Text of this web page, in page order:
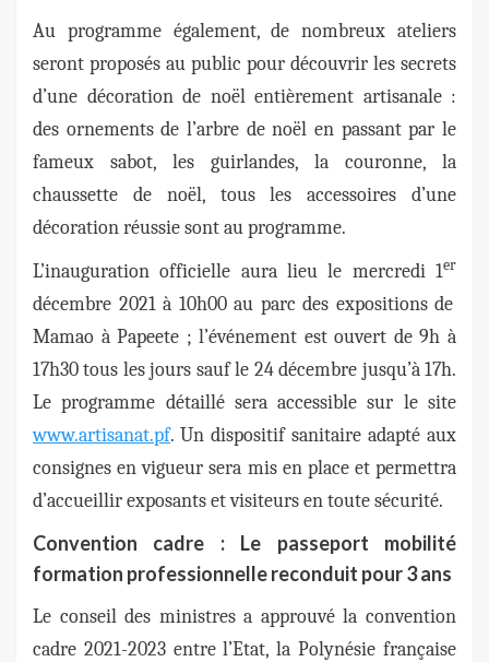
Au programme également, de nombreux ateliers
seront proposés au public pour découvrir les secrets
d’une décoration de noël entièrement artisanale :
des ornements de l’arbre de noël en passant par le
fameux sabot, les guirlandes, la couronne, la
chaussette de noël, tous les accessoires d’une
décoration réussie sont au programme.
L’inauguration officielle aura lieu le mercredi 1er
décembre 2021 à 10h00 au parc des expositions de
Mamao à Papeete ; l’événement est ouvert de 9h à
17h30 tous les jours sauf le 24 décembre jusqu’à 17h.
Le programme détaillé sera accessible sur le site
www.artisanat.pf. Un dispositif sanitaire adapté aux
consignes en vigueur sera mis en place et permettra
d’accueillir exposants et visiteurs en toute sécurité.
Convention cadre : Le passeport mobilité
formation professionnelle reconduit pour 3 ans
Le conseil des ministres a approuvé la convention
cadre 2021-2023 entre l’Etat, la Polynésie française